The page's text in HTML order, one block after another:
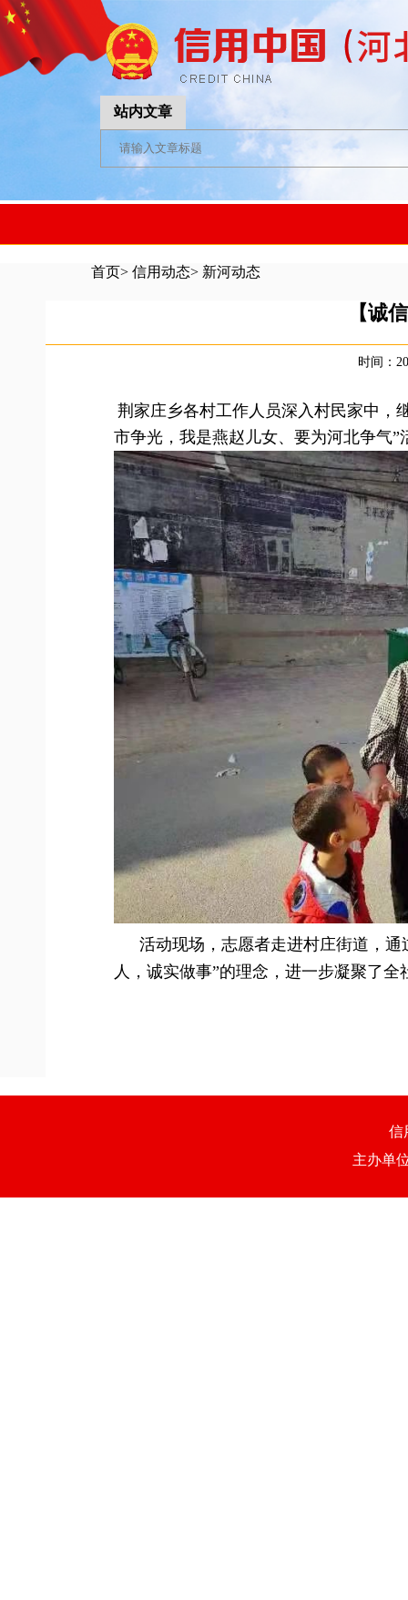
站内文章
首页> 信用动态> 新河动态
【诚
时间：
荆家庄乡各村工作人员深入村民家中，
市争光，我是燕赵儿女、要为河北争气”
活动现场，志愿者走进村庄街道，
人，诚实做事”的理念，进一步凝聚了
信
主办单